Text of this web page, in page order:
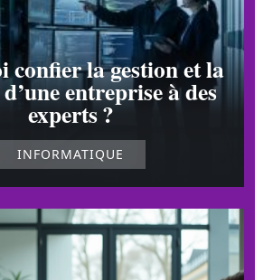
confier la gestion et la
entreprise à des
experts ?
INFORMATIQUE